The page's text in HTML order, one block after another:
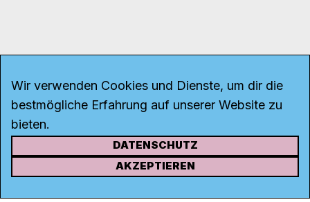
KONTAKT
Wir verwenden Cookies und Dienste, um dir die
bestmögliche Erfahrung auf unserer Website zu
bieten.
DATENSCHUTZ
AKZEPTIEREN